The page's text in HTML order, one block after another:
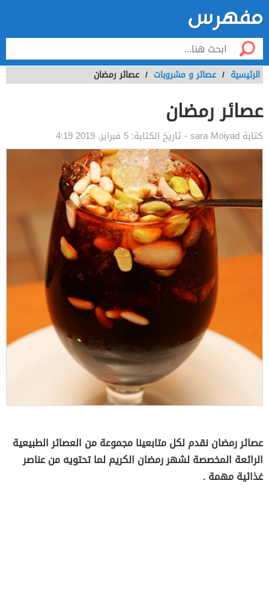
الرئيسية / عصائر و مشروبات / عصائر رمضان
عصائر رمضان
كتابة sara Moiyad- تاريخ الكتابة: 5 فبراير, 2019 4:19
عصائر رمضان نقدم لكل متابعينا مجموعة من العصائر الطبيعية
الرائعة المخصصة لشهر رمضان الكريم لما تحتويه من عناصر
غذائية مهمة .